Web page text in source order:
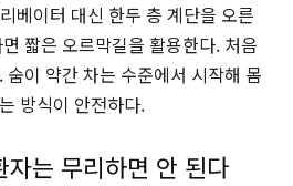
베이터 대신 한두 층 계단을 오른
짧은 오르막길을 활용한다. 처음
이 약간 차는 수준에서 시작해 몸
방식이 안전하다.
자는 무리하면 안 된다